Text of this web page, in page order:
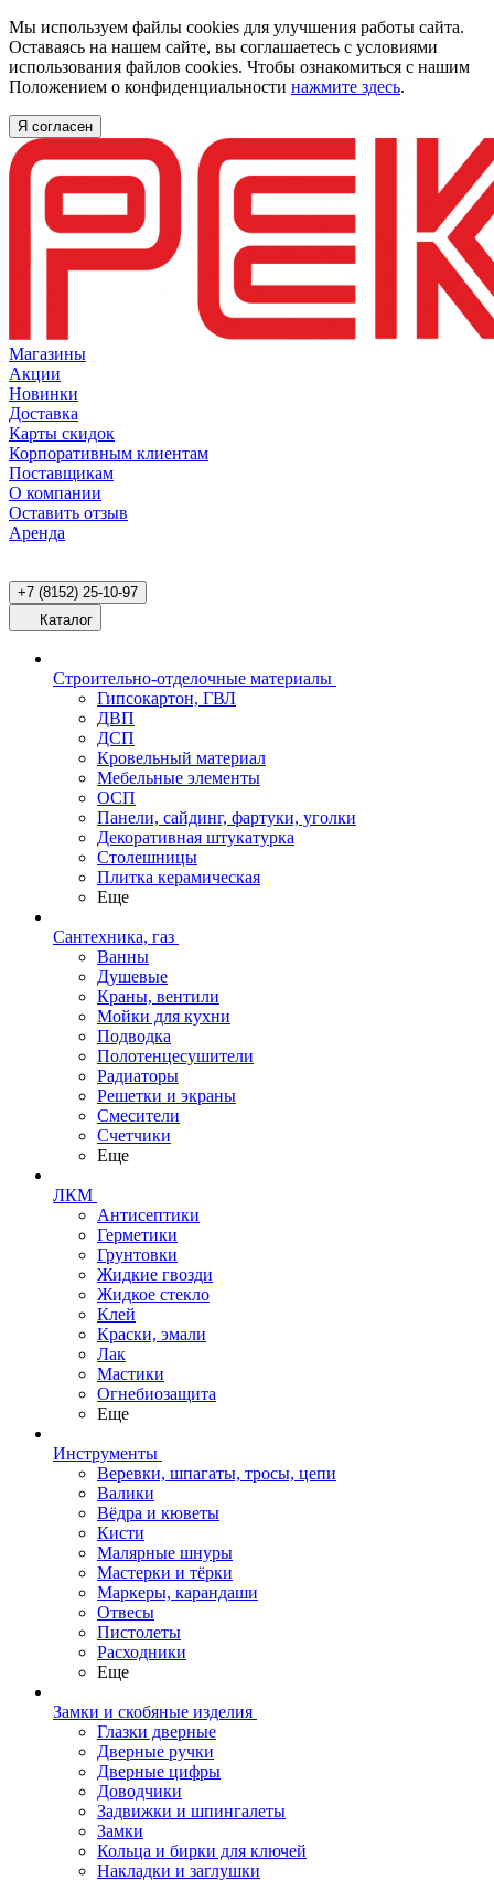
Мы используем файлы cookies для улучшения работы сайта.
Оставаясь на нашем сайте, вы соглашаетесь с условиями
использования файлов cookies. Чтобы ознакомиться с нашим
Положением о конфиденциальности нажмите здесь.
Я согласен
Магазины
Акции
Новинки
Доставка
Карты скидок
Корпоративным клиентам
Поставщикам
О компании
Оставить отзыв
Аренда
+7 (8152) 25-10-97
Каталог
Строительно-отделочные материалы
Гипсокартон, ГВЛ
ДВП
ДСП
Кровельный материал
Мебельные элементы
ОСП
Панели, сайдинг, фартуки, уголки
Декоративная штукатурка
Столешницы
Плитка керамическая
Еще
Сантехника, газ
Ванны
Душевые
Краны, вентили
Мойки для кухни
Подводка
Полотенцесушители
Радиаторы
Решетки и экраны
Смесители
Счетчики
Еще
ЛКМ
Антисептики
Герметики
Грунтовки
Жидкие гвозди
Жидкое стекло
Клей
Краски, эмали
Лак
Мастики
Огнебиозащита
Еще
Инструменты
Веревки, шпагаты, тросы, цепи
Валики
Вёдра и кюветы
Кисти
Малярные шнуры
Мастерки и тёрки
Маркеры, карандаши
Отвесы
Пистолеты
Расходники
Еще
Замки и скобяные изделия
Глазки дверные
Дверные ручки
Дверные цифры
Доводчики
Задвижки и шпингалеты
Замки
Кольца и бирки для ключей
Накладки и заглушки